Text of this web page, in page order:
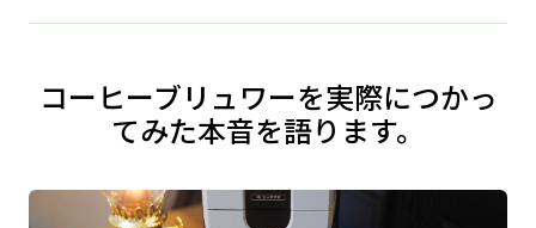
コーヒーブリュワーを実際につかっ
てみた本音を語ります。